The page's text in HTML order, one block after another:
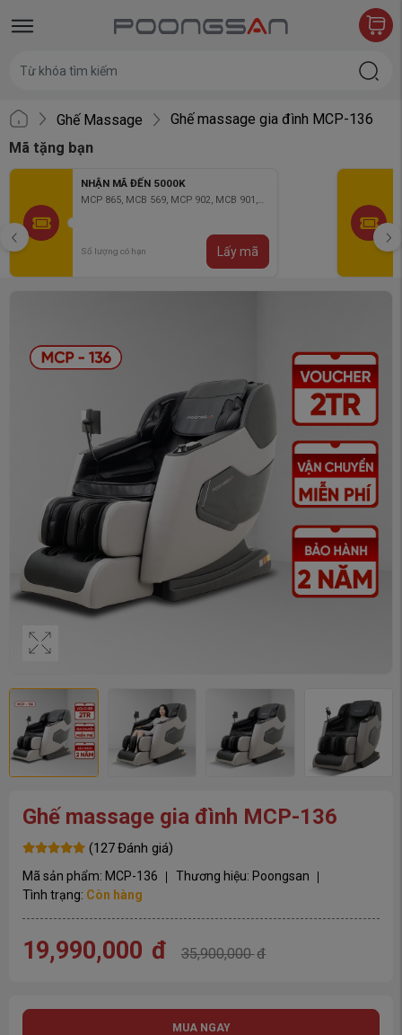
Ghế Massage
Ghế massage gia đình MCP-136
Mã tặng bạn
NHẬN MÃ ĐẾN 5000K
MCP 865, MCB 569, MCP 902, MCB 901,
Số lượng có hạn Lấy mã
Ghế massage gia đình MCP-136
(127Đánh giá)
Mã sản phẩm: MCP-136 Thương hiệu: Poongsan
Tình trạng: Còn hàng
19,990,000 đ 35,900,000đ
MUA NGAY